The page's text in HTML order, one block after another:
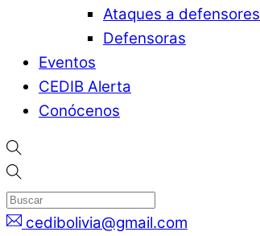
Ataques a defensores
Defensoras
Eventos
CEDIB Alerta
Conócenos
cedibolivia@gmail.com